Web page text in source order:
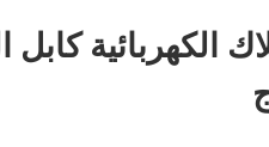
الكهربائية كابل